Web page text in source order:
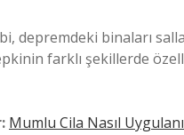
depremdeki binaları
farklı şekillerde
Mumlu Cila Nasıl